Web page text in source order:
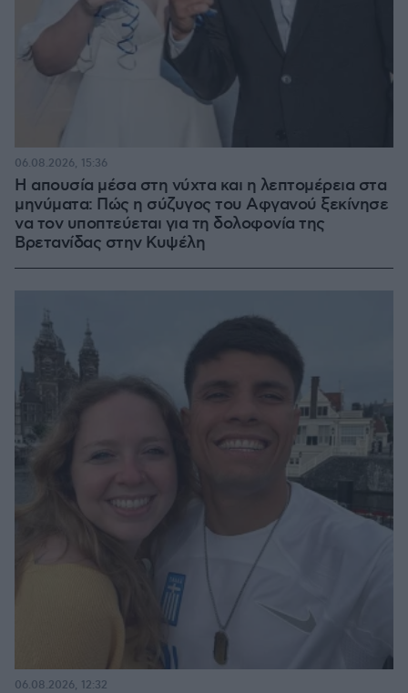
Η απουσία μέσα στη νύχτα και η λεπτομέρεια στα
μηνύματα: Πώς η σύζυγος του Αφγανού ξεκίνησε
να τον υποπτεύεται για τη δολοφονία της
Βρετανίδας στην Κυψέλη
06.08.2026, 15:36
06.08.2026, 12:32